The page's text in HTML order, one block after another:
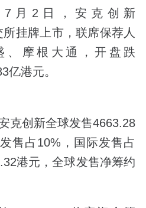
7月2日，安克创新
所挂牌上市，联席保荐人
、摩根大通，开盘跌
亿港元。
克创新全球发售4663.28
售占10%，国际发售占
港元，全球发售净筹约